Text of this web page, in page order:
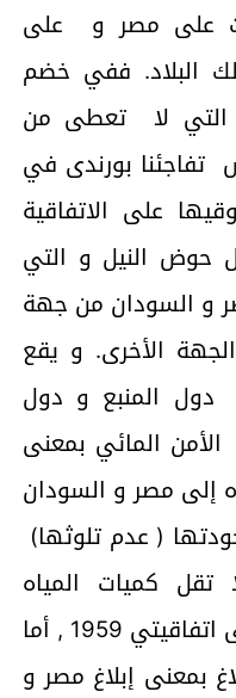
على مصر و على
البلاد. ففي خضم
التي لا تعطى من
تفاجئنا بورندى في
من مارس 2011 بتوقيها على الاتفاقية
حوض النيل و التي
و السودان من جهة
الأخرى. و يقع
دول المنبع و دول
المائي بمعنى
إلى مصر و السودان
( عدم تلوثها)
كميات المياه
لدولتي المصب عن ما جاء فى اتفاقيتي 1959 , أما
بمعنى إبلاغ مصر و